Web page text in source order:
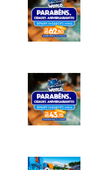
INFO
INFO